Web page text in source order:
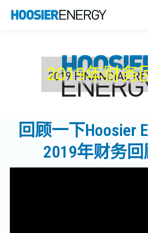
2019年财务
回顾一下Hoosier
2019年财务回